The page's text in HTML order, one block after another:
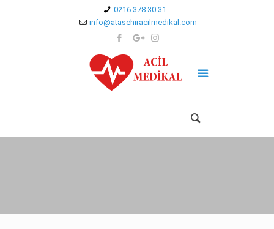
0216 378 30 31
info@atasehiracilmedikal.com